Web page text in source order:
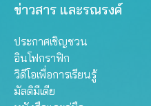
ข่าวสาร และรณรงค์
ประกาศเชิญชวน
อินโฟกราฟิก
วิดีโอเพื่อการเรียนรู้
มัลติมีเดีย